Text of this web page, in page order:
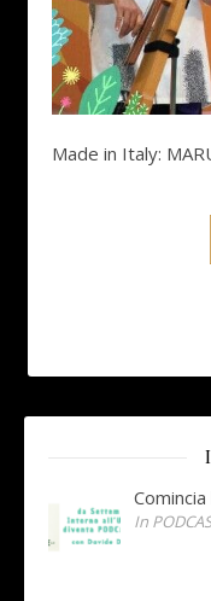
Made in Italy:
In